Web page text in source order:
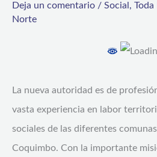
Deja un comentario / Social , Toda
Norte
La nueva autoridad es de
vasta experiencia en labor
sociales de las diferentes
Coquimbo. Con la importante
de